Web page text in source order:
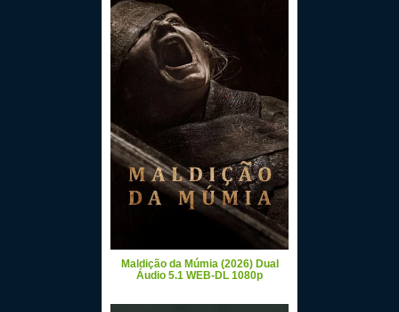
Maldição da Múmia (2026) Dual
Áudio 5.1 WEB-DL 1080p